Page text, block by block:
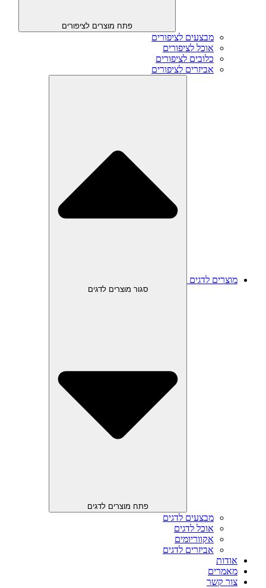
פתח מוצרים לציפורים
מבצעים לציפורים
אוכל לציפורים
כלובים לציפורים
אביזרים לציפורים
מוצרים לדגים
סגור מוצרים לדגים
פתח מוצרים לדגים
מבצעים לדגים
אוכל לדגים
אקווריומים
אביזרים לדגים
אודות
מאמרים
צור קשר